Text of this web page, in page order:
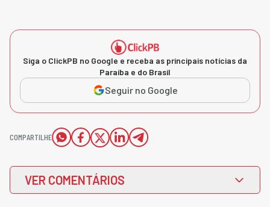
Siga o ClickPB no Google e receba as principais notícias da
Paraíba e do Brasil
Seguir no Google
COMPARTILHE
VER COMENTÁRIOS